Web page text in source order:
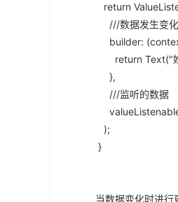
return
///数据发生变化
builder:
return Text("姓
},
///监听的数据
);
}
当数据变化时进行